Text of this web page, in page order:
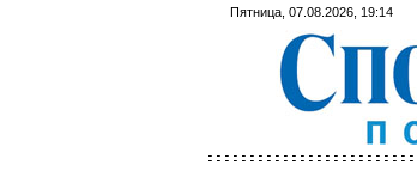
Пятница, 07.08.2026, 19:14